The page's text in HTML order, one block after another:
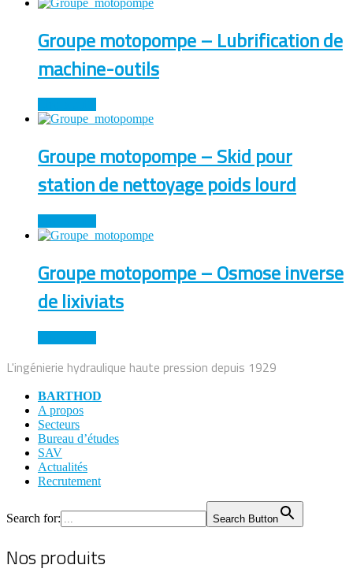
Groupe motopompe – Lubrification de
machine-outils
Groupe motopompe – Skid pour
station de nettoyage poids lourd
Groupe motopompe – Osmose inverse
de lixiviats
L'ingénierie hydraulique haute pression depuis 1929
BARTHOD
A propos
Secteurs
Bureau d’études
SAV
Actualités
Recrutement
Search for: Search Button
Nos produits